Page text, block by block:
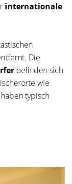
internationale
Die
befinden sich
wie
typisch